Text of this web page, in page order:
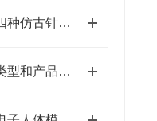
今天给大家讲讲四种仿古针灸铜人的渊源和区别
五官解剖模型的类型和产品说明